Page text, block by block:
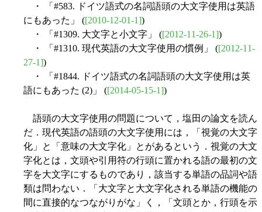
・ 「#583. ドイツ語式の名詞語頭の大文字使用は英語
にもあった」 ([2010-12-01-1])
・ 「#1309. 大文字と小文字」 ([2012-11-26-1])
・ 「#1310. 現代英語の大文字使用の慣例」 ([2012-11-
27-1])
・ 「#1844. ドイツ語式の名詞語頭の大文字使用は英
語にもあった (2)」 ([2014-05-15-1])
語頭の大文字使用の問題について，塩田の論文を読ん
だ．現代英語の語頭の大文字使用には，「視覚の大文字
化」と「意味の大文字化」とがあるという．視覚の大文
字化とは，文頭や引用符の行頭に置かれる語の最初の文
字を大文字にするものであり，該当する単語の品詞や語
類は問わない．「大文字と大文字化される単語の機能の
間に直接的なつながりがな」く，「文頭とか，行頭を示